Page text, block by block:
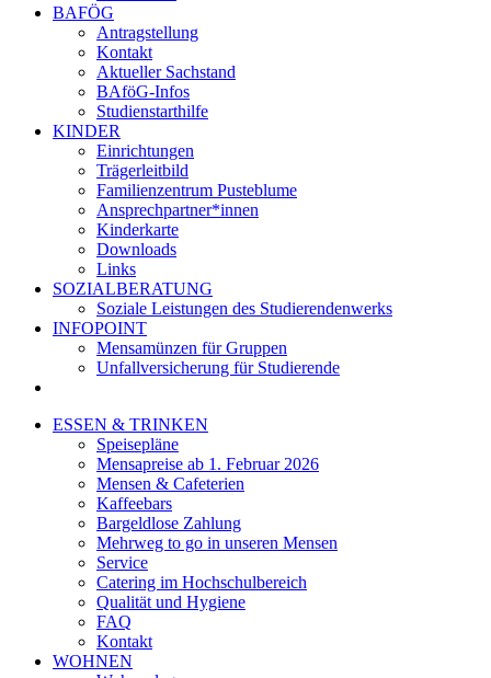
BAFÖG
Antragstellung
Kontakt
Aktueller Sachstand
BAföG-Infos
Studienstarthilfe
KINDER
Einrichtungen
Trägerleitbild
Familienzentrum Pusteblume
Ansprechpartner*innen
Kinderkarte
Downloads
Links
SOZIALBERATUNG
Soziale Leistungen des Studierendenwerks
INFOPOINT
Mensamünzen für Gruppen
Unfallversicherung für Studierende
ESSEN & TRINKEN
Speisepläne
Mensapreise ab 1. Februar 2026
Mensen & Cafeterien
Kaffeebars
Bargeldlose Zahlung
Mehrweg to go in unseren Mensen
Service
Catering im Hochschulbereich
Qualität und Hygiene
FAQ
Kontakt
WOHNEN